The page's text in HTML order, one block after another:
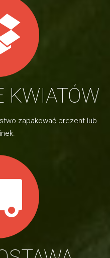
KWIATÓW
zapakować prezent lub